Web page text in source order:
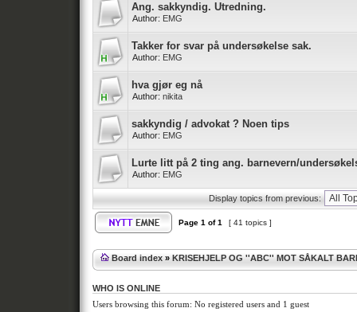
Ang. sakkyndig. Utredning.
Author: EMG
Takker for svar på undersøkelse sak.
Author: EMG
hva gjør eg nå
Author: nikita
sakkyndig / advokat ? Noen tips
Author: EMG
Lurte litt på 2 ting ang. barnevern/
Author: EMG
Display topics from previous:
Page 1 of1 [ 41 topics ]
Board index » KRISEHJELP OG ''ABC'' MOT SÅKALT
WHO IS ONLINE
Users browsing this forum: No registered users and 1 guest